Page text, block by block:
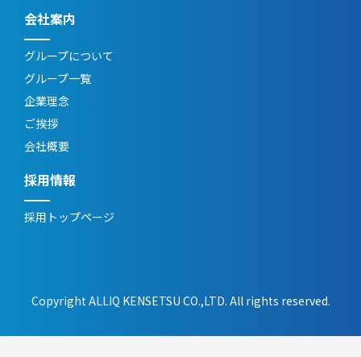
会社案内
グループについて
グループ一覧
企業理念
ご挨拶
会社概要
採用情報
採用トップページ
Copyright ALLIQ KENSETSU CO.,LTD. All rights reserved.